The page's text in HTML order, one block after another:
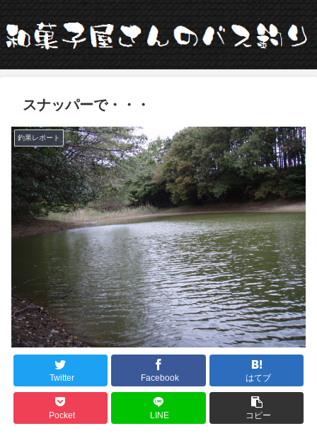
スナッパーで・・・
釣果レポート
Twitter Facebook はてブ
Pocket LINE コピー